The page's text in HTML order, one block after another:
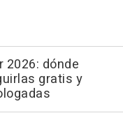
2026: dónde
gratis y